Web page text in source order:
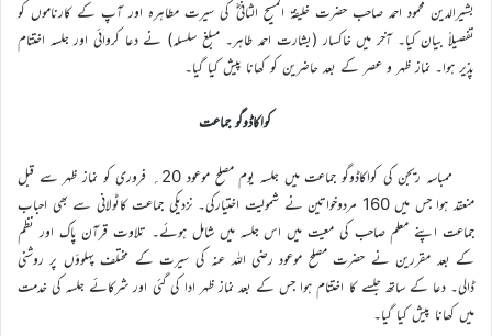
بشیرالدین محمود احمد صاحب حضرت خلیفۃ المسیح الثانیؓ کی سیرت مطاہرہ اور آپ کے کارناموں کو
تفصیلاً بیان کیا۔ آخر میں خاکسار (بشارت احمد طاہر۔ مبلغ سلسلہ) نے دعا کروائی اور جلسہ اختتام
پذیر ہوا۔ نماز ظہر و عصر کے بعد حاضرین کو کھانا پیش کیا گیا۔
کواکاڈوگو جماعت
ممباسہ ریجن کی کواکاڈوگو جماعت میں جلسہ یوم مصلح موعود 20؍ فروری کو نماز ظہر سے قبل
منعقد ہوا جس میں 160 مردوخواتین نے شمولیت اختیارکی۔ نزدیکی جماعت کاٹولانی سے بھی احباب
جماعت اپنے معلم صاحب کی معیت میں اس جلسہ میں شامل ہوئے۔ تلاوت قرآن پاک اور نظم
کے بعد مقررین نے حضرت مصلح موعود رضی اللہ عنہ کی سیرت کے مختلف پہلوؤں پر روشنی
ڈالی۔ دعا کے ساتھ جلسے کا اختتام ہوا جس کے بعد نماز ظہر ادا کی گئی اور شرکائے جلسہ کی خدمت
میں کھانا پیش کیا گیا۔